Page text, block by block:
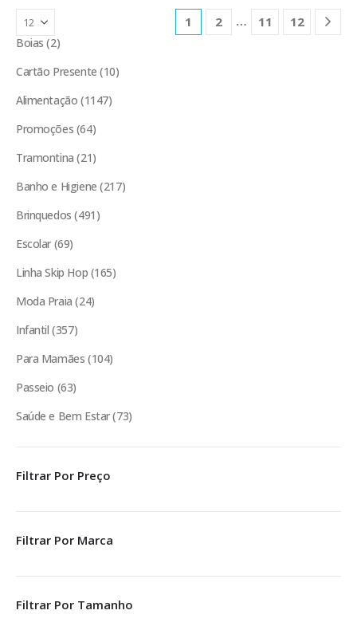
1 2 … 11 12
Boias 2
Cartão Presente 10
Alimentação 1147
Promoções 64
Tramontina 21
Banho e Higiene 217
Brinquedos 491
Escolar 69
Linha Skip Hop 165
Moda Praia 24
Infantil 357
Para Mamães 104
Passeio 63
Saúde e Bem Estar 73
Filtrar Por Preço
Filtrar Por Marca
Filtrar Por Tamanho